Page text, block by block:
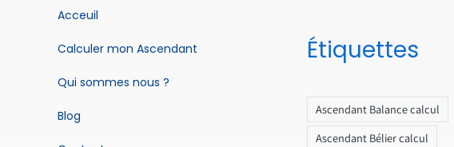
Acceuil
Calculer mon Ascendant
Qui sommes nous ?
Blog
Étiquettes
Ascendant Balance calcul
Ascendant Bélier calcul